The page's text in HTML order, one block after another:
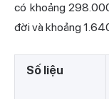
có khoảng
đời và khoảng
Số liệu